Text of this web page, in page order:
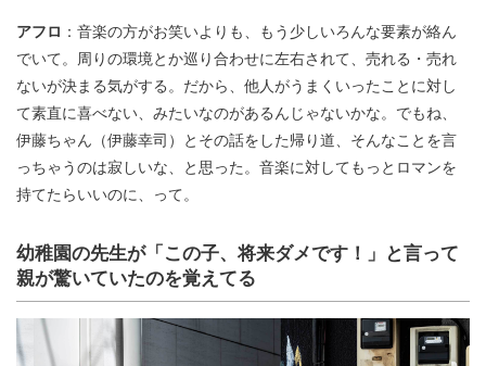
アフロ ：音楽の方がお笑いよりも、もう少しいろんな要素が絡ん
でいて。周りの環境とか巡り合わせに左右されて、売れる・売れ
ないが決まる気がする。だから、他人がうまくいったことに対し
て素直に喜べない、みたいなのがあるんじゃないかな。でもね、
伊藤ちゃん（伊藤幸司）とその話をした帰り道、そんなことを言
っちゃうのは寂しいな、と思った。音楽に対してもっとロマンを
持てたらいいのに、って。
幼稚園の先生が「この子、将来ダメです！」と言って
親が驚いていたのを覚えてる